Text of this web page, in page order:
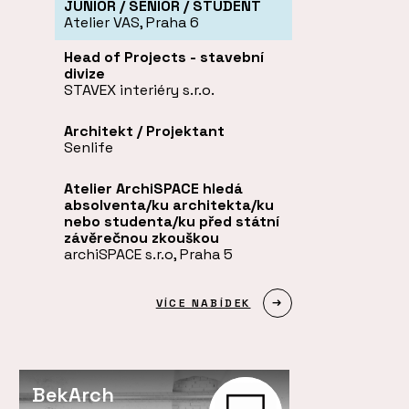
JUNIOR / SENIOR / STUDENT
Atelier VAS, Praha 6
Head of Projects - stavební
divize
STAVEX interiéry s.r.o.
Architekt / Projektant
Senlife
Atelier ArchiSPACE hledá
absolventa/ku architekta/ku
nebo studenta/ku před státní
závěrečnou zkouškou
archiSPACE s.r.o, Praha 5
VÍCE NABÍDEK
BekArch